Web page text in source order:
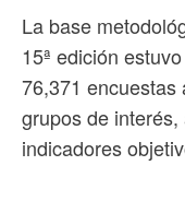
La base
15ª edición
76,371 encuestas
grupos de
indicadores